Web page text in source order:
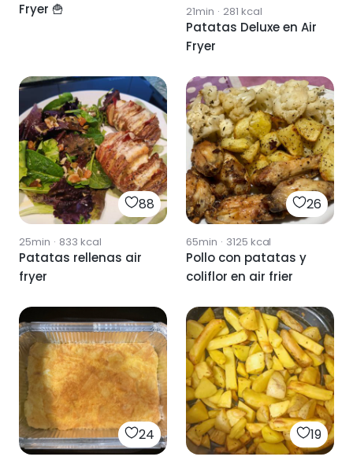
Fryer 🍟
21min · 281 kcal
Patatas Deluxe en Air
Fryer
88
25min · 833 kcal
Patatas rellenas air
fryer
26
65min · 3125 kcal
Pollo con patatas y
coliflor en air frier
24 19